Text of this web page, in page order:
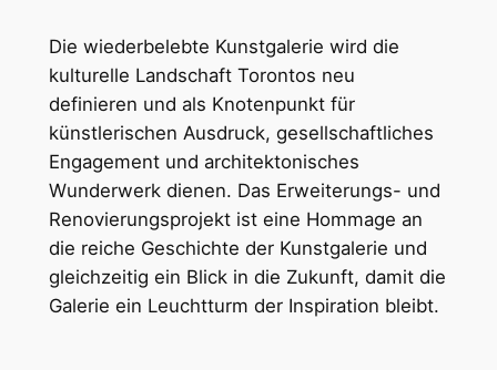
Die wiederbelebte Kunstgalerie wird die
kulturelle Landschaft Torontos neu
definieren und als Knotenpunkt für
künstlerischen Ausdruck, gesellschaftliches
Engagement und architektonisches
Wunderwerk dienen. Das Erweiterungs- und
Renovierungsprojekt ist eine Hommage an
die reiche Geschichte der Kunstgalerie und
gleichzeitig ein Blick in die Zukunft, damit die
Galerie ein Leuchtturm der Inspiration bleibt.